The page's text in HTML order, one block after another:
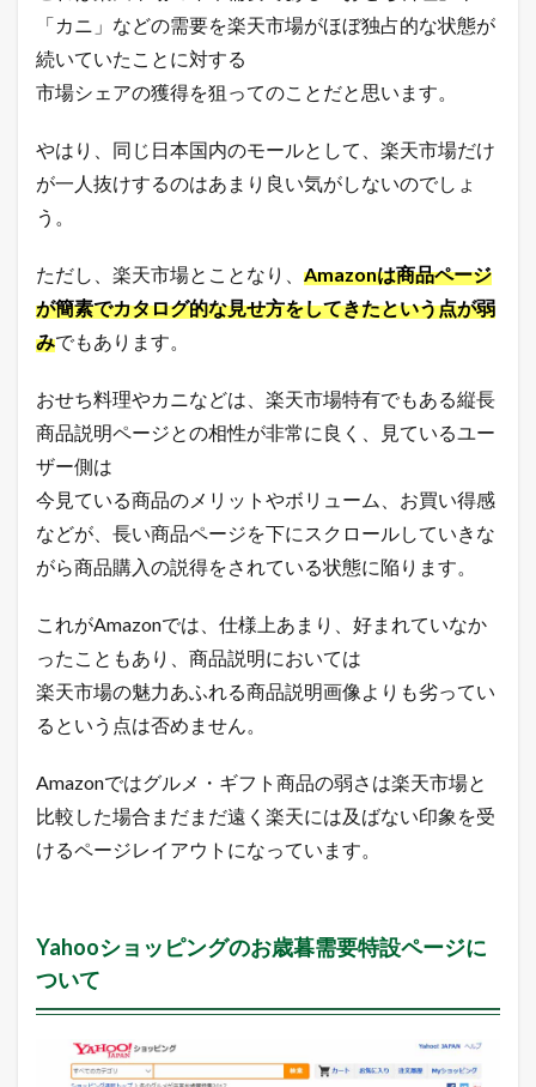
ー
ン
キ
ン
7.2
ヤ
ピ
ン
グ
れ
筋
ラ
ン
ン
グ
7.3
h
o
!
検
最
・
急
ド
「カニ」などの需要を楽天市場がほぼ独占的な状態が
続いていたことに対する
市場シェアの獲得を狙ってのことだと思います。
やはり、同じ日本国内のモールとして、楽天市場だけ
が一人抜けするのはあまり良い気がしないのでしょ
う。
ただし、楽天市場とことなり、 Amazonは商品ページ
が簡素でカタログ的な見せ方をしてきたという点が弱
みでもあります。
おせち料理やカニなどは、楽天市場特有でもある縦長
商品説明ページとの相性が非常に良く、見ているユー
ザー側は
今見ている商品のメリットやボリューム、お買い得感
などが、長い商品ページを下にスクロールしていきな
がら商品購入の説得をされている状態に陥ります。
これがAmazonでは、仕様上あまり、好まれていなか
ったこともあり、商品説明においては
楽天市場の魅力あふれる商品説明画像よりも劣ってい
るという点は否めません。
Amazonではグルメ・ギフト商品の弱さは楽天市場と
比較した場合まだまだ遠く楽天には及ばない印象を受
けるページレイアウトになっています。
Yahooショッピングのお歳暮需要特設ページに
ついて